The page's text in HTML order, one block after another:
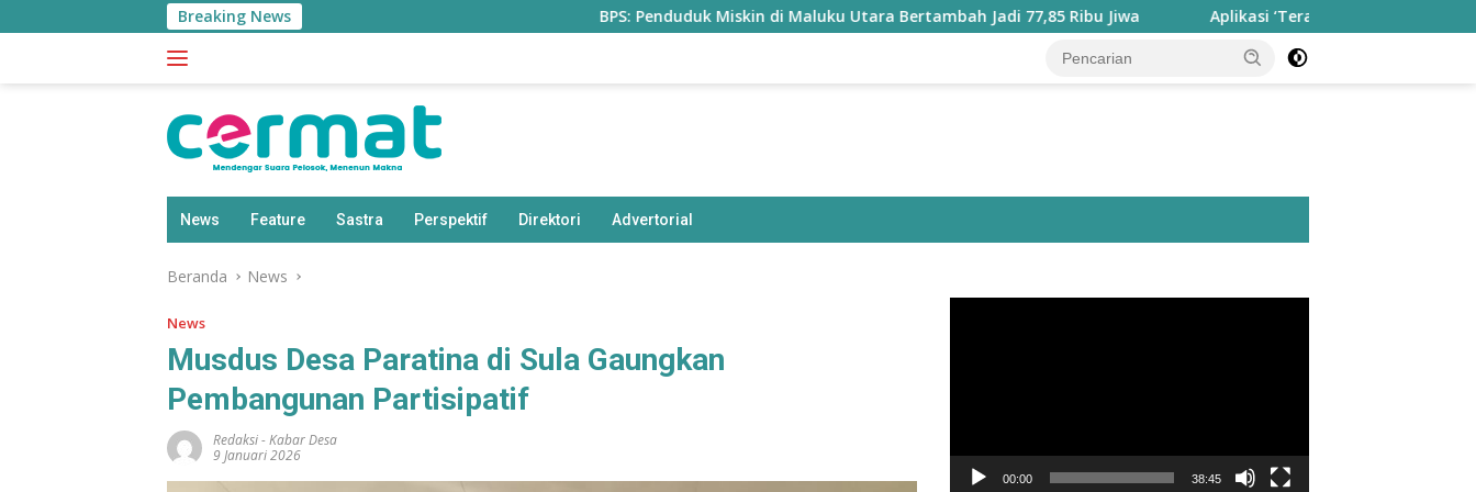
ke
Breaking News BPS: Penduduk Miskin di Maluku Utara Bertambah Jadi 77,85 Ribu Jiwa Aplikasi ‘Teras Pendidikan’ Disiapkan untuk
News Feature Sastra Perspektif Direktori Advertorial
Beranda News
News
Musdus Desa Paratina di Sula Gaungkan
Pembangunan Partisipatif
Redaksi-Kabar Desa
9 Januari 2026
00:00 38:45